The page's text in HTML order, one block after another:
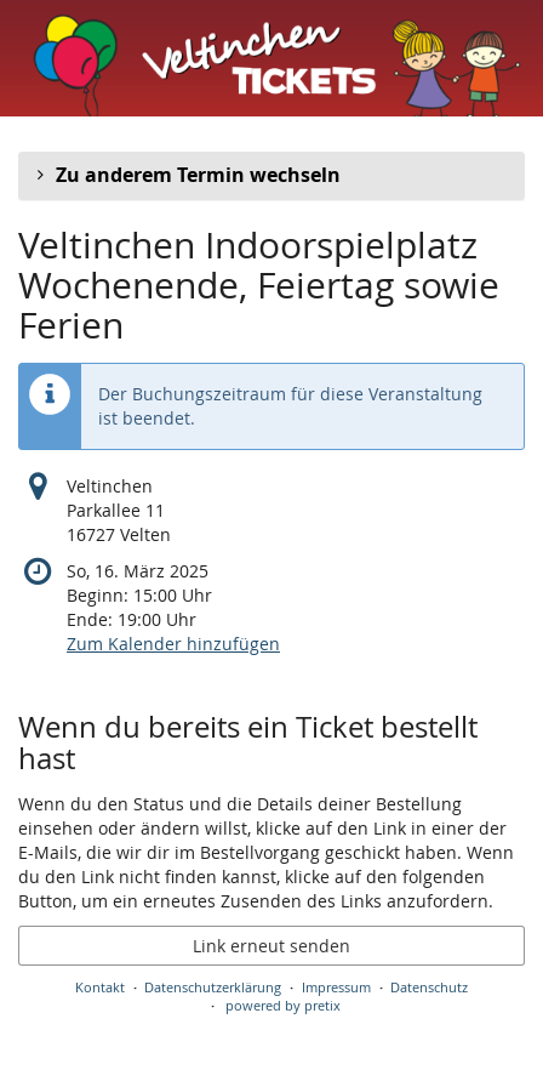
Zum
Haupt-
Inhalt
springen
Veltinchen
Indoorspielplatz
Zu anderem Termin wechseln
Veltinchen Indoorspielplatz
Wochenende, Feiertag sowie
Ferien
Der Buchungszeitraum für diese Veranstaltung
ist beendet.
Veltinchen
Parkallee 11
16727 Velten
So, 16. März 2025
Beginn: 15:00 Uhr
Ende: 19:00 Uhr
Zum Kalender hinzufügen
Wenn du bereits ein Ticket bestellt
hast
Wenn du den Status und die Details deiner Bestellung
einsehen oder ändern willst, klicke auf den Link in einer der
E-Mails, die wir dir im Bestellvorgang geschickt haben. Wenn
du den Link nicht finden kannst, klicke auf den folgenden
Button, um ein erneutes Zusenden des Links anzufordern.
Link erneut senden
Kontakt Datenschutzerklärung Impressum
Datenschutz
powered by pretix